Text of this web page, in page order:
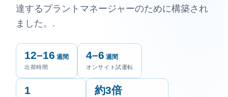
達するプラントマネージャーのために構築され
ました。.
12–16 週間
出荷時間
4–6 週間
オンサイト試運転
1 約3倍